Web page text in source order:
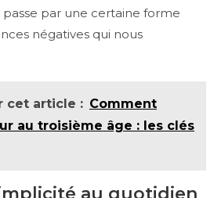
par une certaine forme
négatives qui nous
cet article : Comment
au troisième âge : les clés
au quotidien